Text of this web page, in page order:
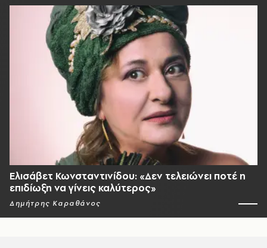
Ελισάβετ Κωνσταντινίδου: «Δεν τελειώνει ποτέ η
επιδίωξη να γίνεις καλύτερος»
Δημήτρης Καραθάνος